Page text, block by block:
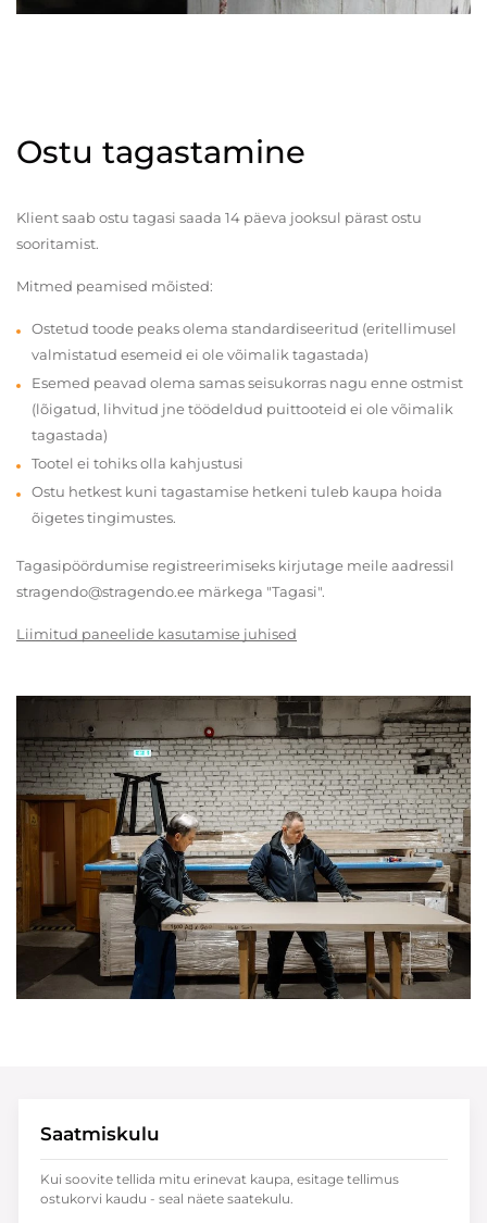
Ostu tagastamine
Klient saab ostu tagasi saada 14 päeva jooksul pärast ostu
sooritamist.
Mitmed peamised mõisted:
Ostetud toode peaks olema standardiseeritud (eritellimusel
valmistatud esemeid ei ole võimalik tagastada)
Esemed peavad olema samas seisukorras nagu enne ostmist
(lõigatud, lihvitud jne töödeldud puittooteid ei ole võimalik
tagastada)
Tootel ei tohiks olla kahjustusi
Ostu hetkest kuni tagastamise hetkeni tuleb kaupa hoida
õigetes tingimustes.
Tagasipöördumise registreerimiseks kirjutage meile aadressil
stragendo@stragendo.ee märkega "Tagasi".
Liimitud paneelide kasutamise juhised
Saatmiskulu
Kui soovite tellida mitu erinevat kaupa, esitage tellimus
ostukorvi kaudu - seal näete saatekulu.